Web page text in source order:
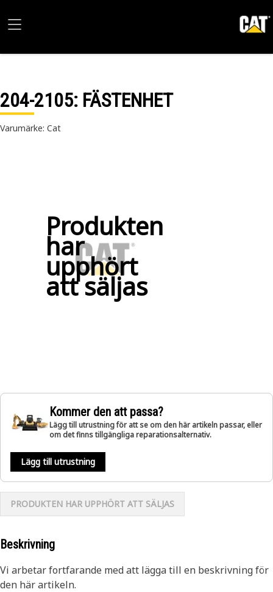
204-2105: FÄSTENHET
Varumärke: Cat
Produkten
har
upphört
att säljas
Kommer den att passa?
Lägg till utrustning för att se om den här artikeln passar, eller
om det finns tillgängliga reparationsalternativ.
Lägg till utrustning
PRODUKTEN HAR UPPHÖRT ATT SÄLJAS
Beskrivning
Vi arbetar fortfarande med att lägga till en beskrivning för
den här artikeln.